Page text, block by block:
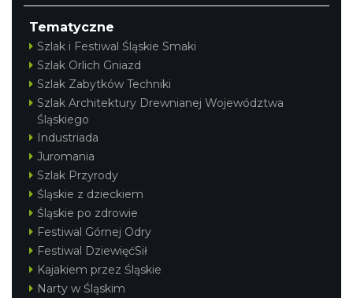
Tematyczne
Szlak i Festiwal Śląskie Smaki
Szlak Orlich Gniazd
Szlak Zabytków Techniki
Szlak Architektury Drewnianej Województwa
Śląskiego
Industriada
Juromania
Szlak Przyrody
Śląskie z dzieckiem
Śląskie po zdrowie
Festiwal Górnej Odry
Festiwal DziewięćSił
Kajakiem przez Śląskie
Narty w Śląskim